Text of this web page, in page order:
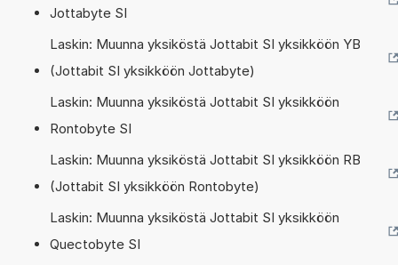
Jottabyte SI
Laskin: Muunna yksiköstä Jottabit SI yksikköön YB
(Jottabit SI yksikköön Jottabyte)
Laskin: Muunna yksiköstä Jottabit SI yksikköön
Rontobyte SI
Laskin: Muunna yksiköstä Jottabit SI yksikköön RB
(Jottabit SI yksikköön Rontobyte)
Laskin: Muunna yksiköstä Jottabit SI yksikköön
Quectobyte SI